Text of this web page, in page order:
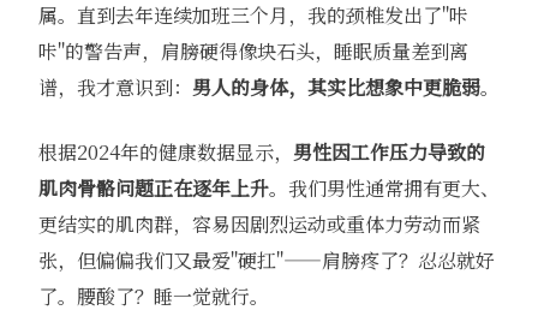
属。直到去年连续加班三个月，我的颈椎发出了"咔
咔"的警告声，肩膀硬得像块石头，睡眠质量差到离
谱，我才意识到： 男人的身体，其实比想象中更脆弱。
根据2024年的健康数据显示， 男性因工作压力导致的
肌肉骨骼问题正在逐年上升。我们男性通常拥有更大、
更结实的肌肉群，容易因剧烈运动或重体力劳动而紧
张，但偏偏我们又最爱"硬扛"——肩膀疼了？忍忍就好
了。腰酸了？睡一觉就行。